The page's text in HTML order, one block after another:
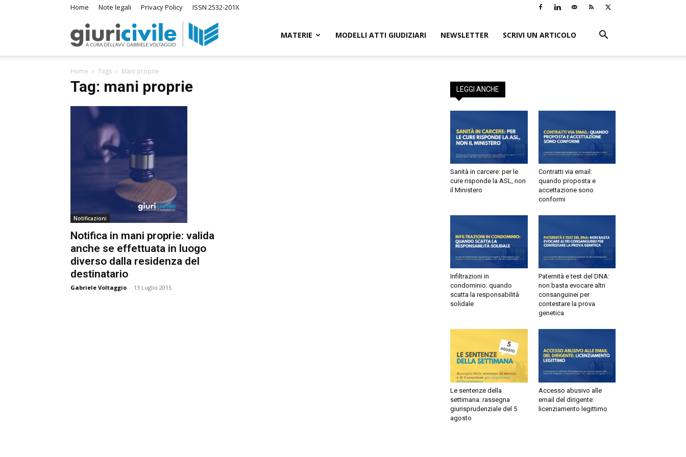
Home Note legali Privacy Policy ISSN 2532-201X
GiuriCivile.it MATERIE MODELLI ATTI GIUDIZIARI NEWSLETTER SCRIVI UN ARTICOLO
Home Tags Mani proprie
Tag: mani proprie
Notificazioni
Notifica in mani proprie: valida
anche se effettuata in luogo
diverso dalla residenza del
destinatario
Gabriele Voltaggio - 13 Luglio 2015
LEGGI ANCHE
Sanità in carcere: per le
cure risponde la ASL, non
il Ministero
Contratti via email:
quando proposta e
accettazione sono
conformi
Infiltrazioni in
condominio: quando
scatta la responsabilità
solidale
Paternità e test del DNA:
non basta evocare altri
consanguinei per
contestare la prova
genetica
Le sentenze della
settimana: rassegna
giurisprudenziale del 5
agosto
Accesso abusivo alle
email del dirigente:
licenziamento legittimo